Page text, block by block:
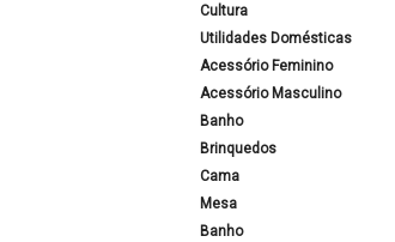
Cultura
Utilidades Domésticas
Acessório Feminino
Acessório Masculino
Banho
Brinquedos
Cama
Mesa
Banho